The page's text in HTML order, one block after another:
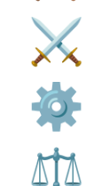
⚔️
⚙️
⚖️